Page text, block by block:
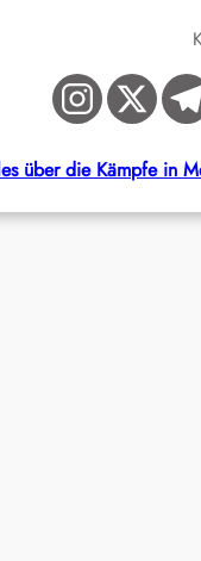
über die Kämpfe in